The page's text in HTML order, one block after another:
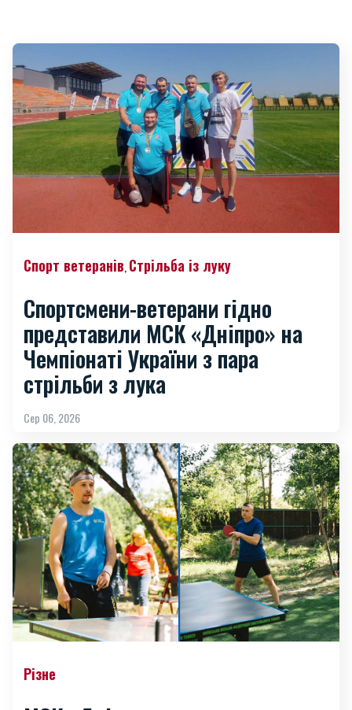
Спорт ветеранів Стрільба із луку
Спортсмени-ветерани гідно
представили МСК «Дніпро» на
Чемпіонаті України з пара
стрільби з лука
Сер 06, 2026
Різне